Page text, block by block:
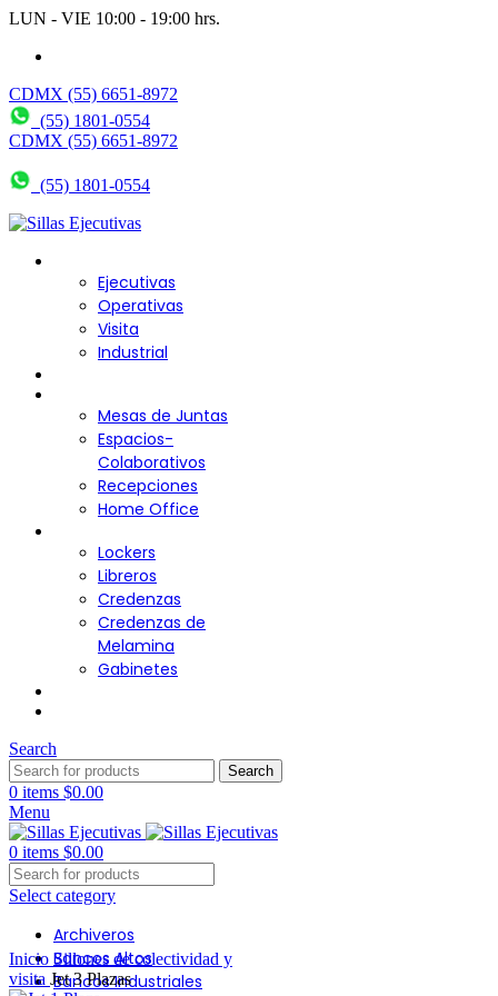
LUN - VIE 10:00 - 19:00 hrs.
CDMX (55) 6651-8972
(55) 1801-0554
CDMX (55) 6651-8972
(55) 1801-0554
Ejecutivas
Operativas
Visita
Industrial
Mesas de Juntas
Espacios-
Colaborativos
Recepciones
Home Office
Lockers
Libreros
Credenzas
Credenzas de
Melamina
Gabinetes
Search
Search
0 items $0.00
Menu
0 items $0.00
Select category
Archiveros
Bancos Altos
Bancos Industriales
Click to enlarge
Inicio Sillones de colectividad y
visita Jet 3 Plazas